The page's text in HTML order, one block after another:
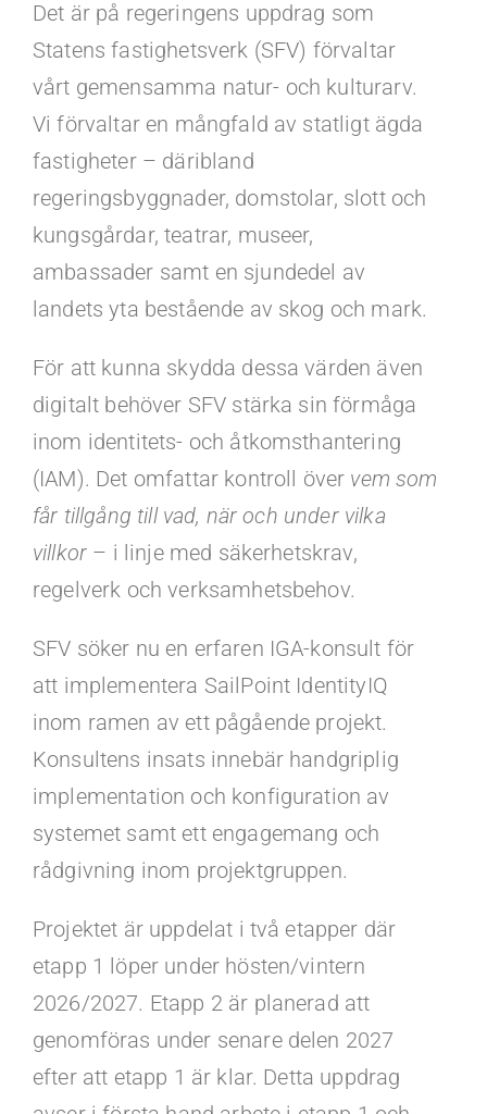
Faq
Portal
Det är på regeringens uppdrag som
Statens fastighetsverk (SFV) förvaltar
vårt gemensamma natur- och kulturarv.
Vi förvaltar en mångfald av statligt ägda
fastigheter – däribland
regeringsbyggnader, domstolar, slott och
kungsgårdar, teatrar, museer,
ambassader samt en sjundedel av
landets yta bestående av skog och mark.
För att kunna skydda dessa värden även
digitalt behöver SFV stärka sin förmåga
inom identitets- och åtkomsthantering
(IAM). Det omfattar kontroll över vem som
får tillgång till vad, när och under vilka
villkor – i linje med säkerhetskrav,
regelverk och verksamhetsbehov.
SFV söker nu en erfaren IGA-konsult för
att implementera SailPoint IdentityIQ
inom ramen av ett pågående projekt.
Konsultens insats innebär handgriplig
implementation och konfiguration av
systemet samt ett engagemang och
rådgivning inom projektgruppen.
Projektet är uppdelat i två etapper där
etapp 1 löper under hösten/vintern
2026/2027. Etapp 2 är planerad att
genomföras under senare delen 2027
efter att etapp 1 är klar. Detta uppdrag